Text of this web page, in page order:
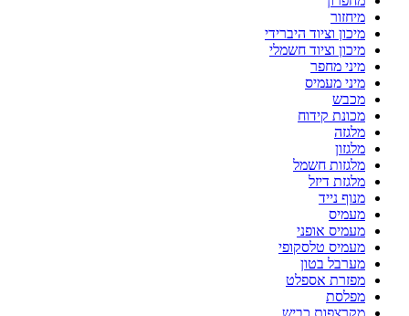
מיחזור
מיכון וציוד היברידי
מיכון וציוד חשמלי
מיני מחפר
מיני מעמיס
מכבש
מכונת קידוח
מלגזה
מלגזון
מלגזות חשמל
מלגזת דיזל
מנוף נייד
מעמיס
מעמיס אופני
מעמיס טלסקופי
מערבל בטון
מפזרת אספלט
מפלסת
מקרצפות כביש